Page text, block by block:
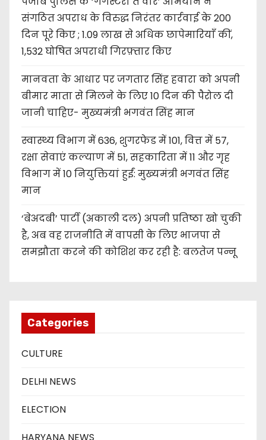
संगठित अपराध के विरुद्ध निरंतर कार्रवाई के 200
दिन पूरे किए ; 1.09 लाख से अधिक छापेमारियाँ कीं,
1,532 घोषित अपराधी गिरफ़्तार किए
मानवता के आधार पर जगतार सिंह हवारा को अपनी
बीमार माता से मिलने के लिए 10 दिन की पैरोल दी
जानी चाहिए- मुख्यमंत्री भगवंत सिंह मान
स्वास्थ्य विभाग में 636, शुगरफेड में 101, वित्त में 57,
रक्षा सेवाएं कल्याण में 51, सहकारिता में 11 और गृह
विभाग में 10 नियुक्तियां हुईं: मुख्यमंत्री भगवंत सिंह
मान
‘बेअदबी’ पार्टी (अकाली दल) अपनी प्रतिष्ठा खो चुकी
है, अब वह राजनीति में वापसी के लिए भाजपा से
समझौता करने की कोशिश कर रही है: बलतेज पन्नू
Categories
CULTURE
DELHI NEWS
ELECTION